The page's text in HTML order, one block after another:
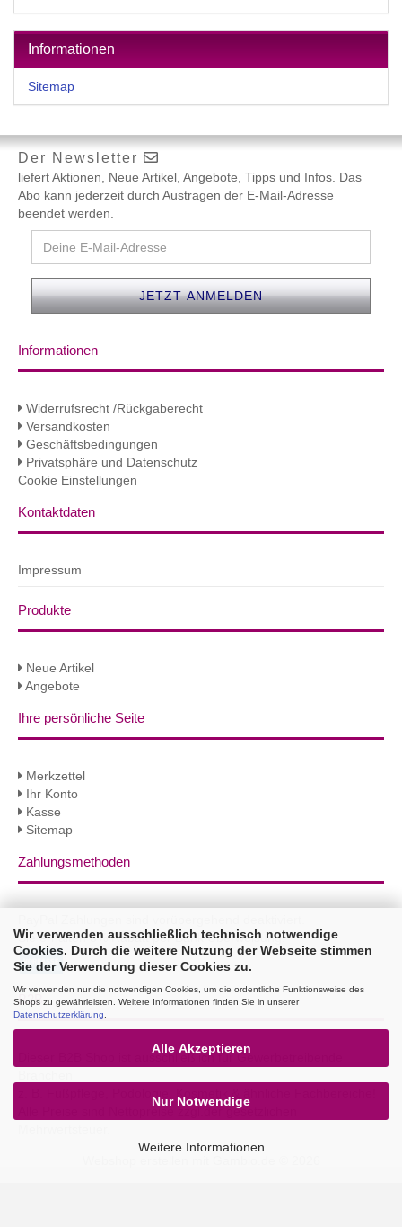
Wir verwenden ausschließlich technisch notwendige
Cookies. Durch die weitere Nutzung der Webseite stimmen
Sie der Verwendung dieser Cookies zu.
Wir verwenden nur die notwendigen Cookies, um die ordentliche Funktionsweise des
Shops zu gewährleisten. Weitere Informationen finden Sie in unserer
Datenschutzerklärung
Alle Akzeptieren
Nur Notwendige
Weitere Informationen
Informationen
Sitemap
Der Newsletter
liefert Aktionen, Neue Artikel, Angebote, Tipps und Infos. Das
Abo kann jederzeit durch Austragen der E-Mail-Adresse
beendet werden.
Informationen
Widerrufsrecht /Rückgaberecht
Versandkosten
Geschäftsbedingungen
Privatsphäre und Datenschutz
Cookie Einstellungen
Kontaktdaten
Impressum
Produkte
Neue Artikel
Angebote
Ihre persönliche Seite
Merkzettel
Ihr Konto
Kasse
Sitemap
Zahlungsmethoden
Sie erhalten 3% Rabatt per Bank Überweisung!
B2B
Dieser B2B Shop ist ausschließlich für Gewerbetreibende
Alle Preise sind Nettopreise zzgl.der gesetzlichen